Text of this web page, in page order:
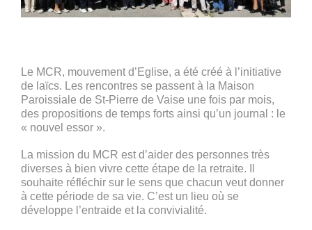
Le MCR, mouvement d’Eglise, a été créé à l’initiative
de laïcs. Les rencontres se passent à la Maison
Paroissiale de St-Pierre de Vaise une fois par mois,
des propositions de temps forts ainsi qu’un journal : le
« nouvel essor ».
La mission du MCR est d’aider des personnes très
diverses à bien vivre cette étape de la retraite. Il
souhaite réfléchir sur le sens que chacun veut donner
à cette période de sa vie. C’est un lieu où se
développe l’entraide et la convivialité.